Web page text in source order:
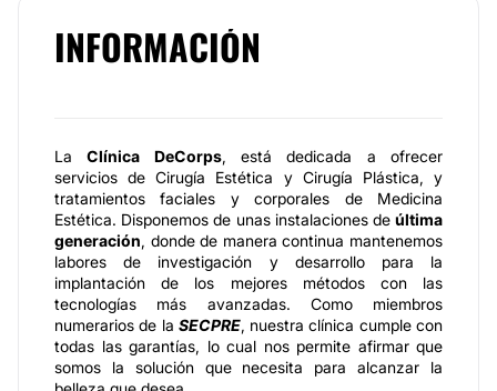
INFORMACIÓN
LaClínica DeCorps, está dedicada a ofrecer
servicios de Cirugía Estética y Cirugía Plástica, y
tratamientos faciales y corporales de Medicina
Estética. Disponemos de unas instalaciones de última
generación, donde de manera continua mantenemos
labores de investigación y desarrollo para la
implantación de los mejores métodos con las
tecnologías más avanzadas. Como miembros
numerarios de la SECPRE, nuestra clínica cumple con
todas las garantías, lo cual nos permite afirmar que
somos la solución que necesita para alcanzar la